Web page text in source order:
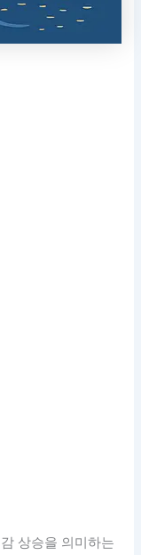
상승을 의미하는